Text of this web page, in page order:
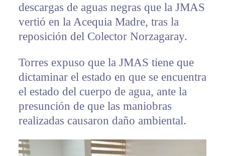
descargas de aguas negras que la JMAS
vertió en la Acequia Madre, tras la
reposición del Colector Norzagaray.
Torres expuso que la JMAS tiene que
dictaminar el estado en que se encuentra
el estado del cuerpo de agua, ante la
presunción de que las maniobras
realizadas causaron daño ambiental.